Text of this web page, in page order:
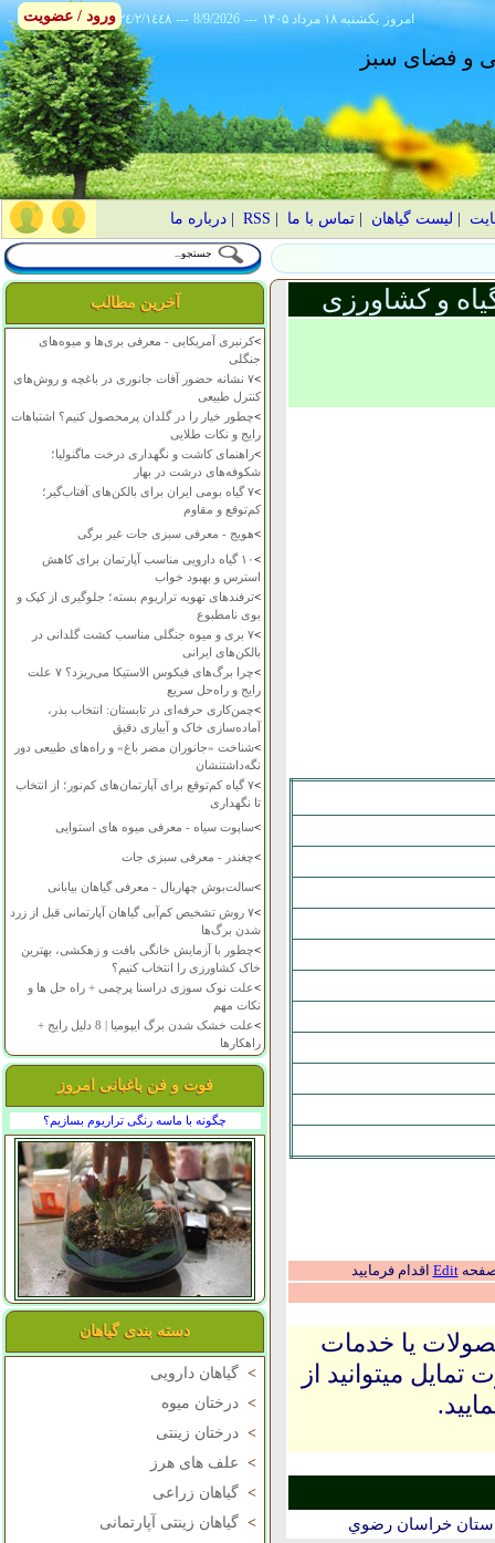
٢٤/٢/١٤٤٨ --- 8/9/2026 --- ۱۴۰۵ يکشنبه ۱۸ مرداد امروز
و فضای سبز
لیست گیاهان |تماس با ما RSS
|درباره ما
آخرین مطالب
>کرنبری آمریکایی - معرفی بری‌ها و میوه‌های
جنگلی
>
۷ نشانه حضور آفات جانوری در باغچه و روش‌های
کنترل طبیعی
>چطور خیار را در گلدان پرمحصول کنیم؟ اشتباهات
رایج و نکات طلایی
>راهنمای کاشت و نگهداری درخت ماگنولیا؛
شکوفه‌های درشت در بهار
>
۷ گیاه بومی ایران برای بالکن‌های آفتاب‌گیر؛
کم‌توقع و مقاوم
>هویج - معرفی سبزی جات غیر برگی
>
۱۰ گیاه دارویی مناسب آپارتمان برای کاهش
استرس و بهبود خواب
>ترفندهای تهویه تراریوم بسته؛ جلوگیری از کپک و
بوی نامطبوع
>
۷ بری و میوه جنگلی مناسب کشت گلدانی در
بالکن‌های ایرانی
>
چرا برگ‌های فیکوس الاستیکا می‌ریزد؟ ۷ علت
رایج و راه‌حل سریع
>چمن‌کاری حرفه‌ای در تابستان: انتخاب بذر،
آماده‌سازی خاک و آبیاری دقیق
>شناخت «جانوران مضر باغ» و راه‌های طبیعی دور
نگه‌داشتنشان
>
۷ گیاه کم‌توقع برای آپارتمان‌های کم‌نور؛ از انتخاب
تا نگهداری
>ساپوت سیاه - معرفی میوه های استوایی
>چغندر - معرفی سبزی جات
>سالت‌بوش چهاربال - معرفی گیاهان بیابانی
>
۷ روش تشخیص کم‌آبی گیاهان آپارتمانی قبل از زرد
شدن برگ‌ها
>چطور با آزمایش خانگی بافت و زهکشی، بهترین
خاک کشاورزی را انتخاب کنیم؟
>علت نوک سوزی دراسنا پرچمی + راه حل ها و
نکات مهم
>
علت خشک شدن برگ ایپومیا | 8 دلیل رایج +
راهکارها
فوت و فن باغبانی امروز
چگونه با ماسه رنگی تراریوم بسازیم؟
دسته بندی گیاهان
> گیاهان دارویی
> درختان میوه
> درختان زینتی
> علف های هرز
> گیاهان زراعی
> گیاهان زینتی آپارتمانی
و کشاورزی
صفحهEdit اقدام فرمایید
یا خدمات
میتوانید از
خراسان رضوي
ورود / عضویت